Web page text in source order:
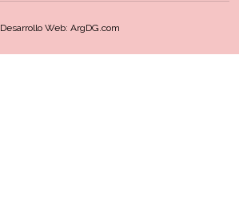
Desarrollo Web: ArgDG.com